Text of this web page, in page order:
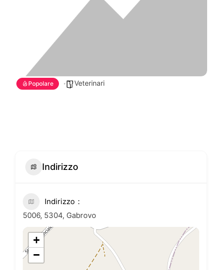
Popolare Veterinari
Indirizzo
Indirizzo
5006, 5304, Gabrovo
+
−